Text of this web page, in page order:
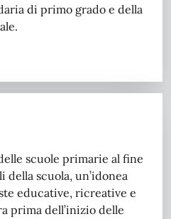
di primo grado e della
scuole primarie al fine
scuola, un’idonea
educative, ricreative e
prima dell’inizio delle